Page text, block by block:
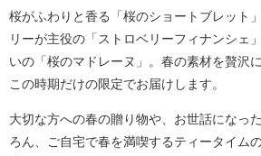
桜がふわりと香る「桜のショートブレット
リーが主役の「ストロベリーフィナンシェ
いの「桜のマドレーヌ」。春の素材を贅沢
この時期だけの限定でお届けします。
大切な方への春の贈り物や、お世話になっ
ろん、ご自宅で春を満喫するティータイム